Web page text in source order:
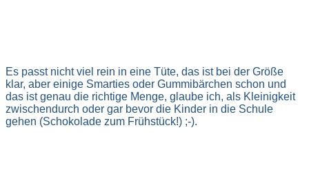
Es passt nicht viel rein in eine Tüte, das ist bei der Größe
klar, aber einige Smarties oder Gummibärchen schon und
das ist genau die richtige Menge, glaube ich, als Kleinigkeit
zwischendurch oder gar bevor die Kinder in die Schule
gehen (Schokolade zum Frühstück!) ;-).